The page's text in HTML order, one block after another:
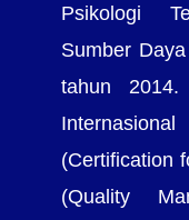
Psikologi
Sumber
tahun 2014.
(Certification
(Quality